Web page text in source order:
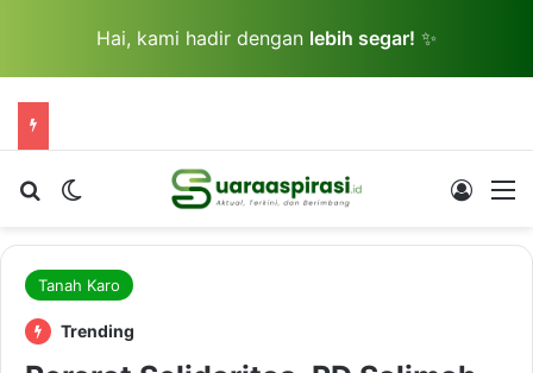
Hai, kami hadir dengan lebih segar! ✨
Cari berita...Switch skin Log In
Tanah Karo
Trending